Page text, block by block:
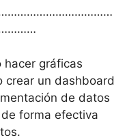
hacer gráficas
crear un dashboard
de datos
forma efectiva